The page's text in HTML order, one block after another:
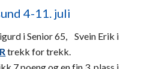
4-11. juli
i Senior 65, Svein Erik i
trekk for trekk.